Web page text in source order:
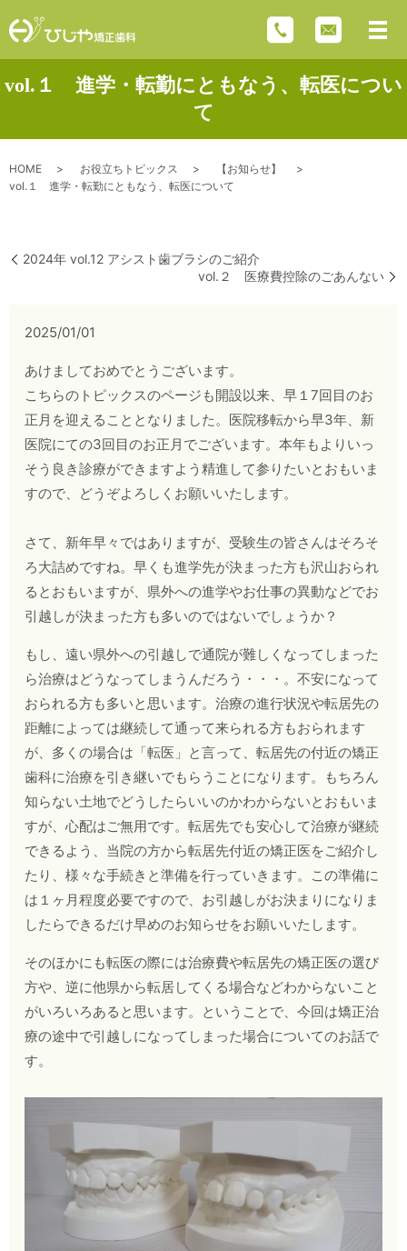
vol.１ 進学・転勤にともなう、転医につい
て
HOME お役立ちトピックス
【お知らせ】
vol.１ 進学・転勤にともなう、転医について
2024年 vol.12 アシスト歯ブラシのご紹介
vol.２ 医療費控除のごあんない
2025/01/01
あけましておめでとうございます。
こちらのトピックスのページも開設以来、早１7回目のお
正月を迎えることとなりました。医院移転から早3年、新
医院にての3回目のお正月でございます。本年もよりいっ
そう良き診療ができますよう精進して参りたいとおもいま
すので、どうぞよろしくお願いいたします。
さて、新年早々ではありますが、受験生の皆さんはそろそ
ろ大詰めですね。早くも進学先が決まった方も沢山おられ
るとおもいますが、県外への進学やお仕事の異動などでお
引越しが決まった方も多いのではないでしょうか？
もし、遠い県外への引越しで通院が難しくなってしまった
ら治療はどうなってしまうんだろう・・・。不安になって
おられる方も多いと思います。治療の進行状況や転居先の
距離によっては継続して通って来られる方もおられます
が、多くの場合は「転医」と言って、転居先の付近の矯正
歯科に治療を引き継いでもらうことになります。もちろん
知らない土地でどうしたらいいのかわからないとおもいま
すが、心配はご無用です。転居先でも安心して治療が継続
できるよう、当院の方から転居先付近の矯正医をご紹介し
たり、様々な手続きと準備を行っていきます。 この準備に
は１ヶ月程度必要ですので、お引越しがお決まりになりま
したらできるだけ早めのお知らせをお願いいたします。
そのほかにも転医の際には治療費や転居先の矯正医の選び
方や、逆に他県から転居してくる場合などわからないこと
がいろいろあると思います。ということで、今回は矯正治
療の途中で引越しになってしまった場合についてのお話で
す。